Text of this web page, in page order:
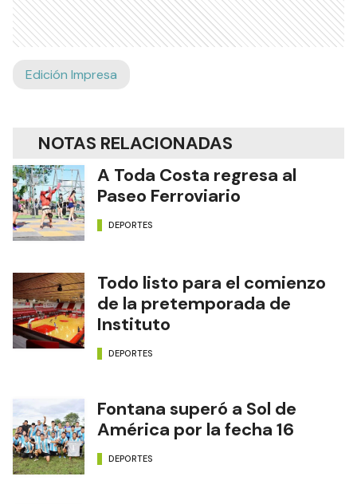
Edición Impresa
NOTAS RELACIONADAS
A Toda Costa regresa al
Paseo Ferroviario
DEPORTES
Todo listo para el comienzo
de la pretemporada de
Instituto
DEPORTES
Fontana superó a Sol de
América por la fecha 16
DEPORTES